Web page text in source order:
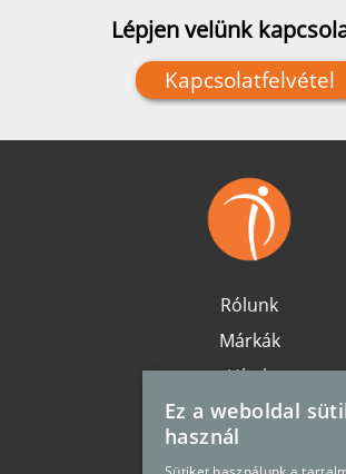
Lépjen velünk
Kapcsolatfelvétel
Rólunk
Márkák
Hírek
Karrier
Elérhetőség
Ez a weboldal
használ